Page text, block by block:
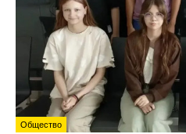
Общество